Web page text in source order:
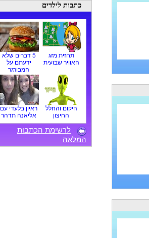
כתבות לילדים
תחזית מזג
האוויר שבועית
5 דברים שלא
ידעתם על
המבורגר
היקום והחלל
החיצון
ראיון בלעדי עם
אליאנה תדהר
לרשימת הכתבות
המלאה